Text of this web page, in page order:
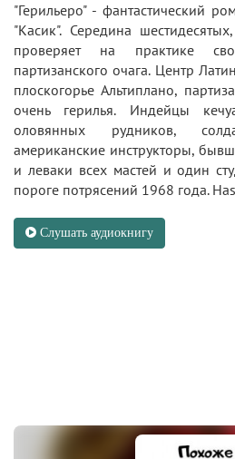
"Герильеро" - фантастический
"Касик". Середина
проверяет на практике
партизанского очага. Центр
плоскогорье Альтиплано,
очень герилья. Индейцы
оловянных рудников,
американские инструкторы,
и леваки всех мастей и один
пороге потрясений 1968 года.
Слушать аудиокнигу